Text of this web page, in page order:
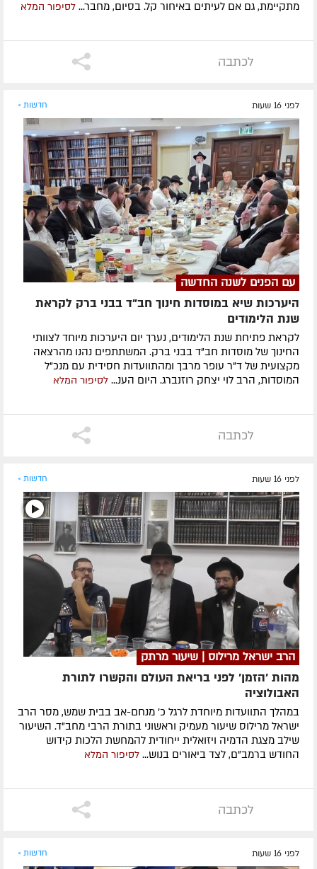
מתקיימת, גם אם לעיתים באיחור קל. בסיום, מחבר... לסיפור המלא
לכתבה
לפני 16 שעות חדשות »
עם הפנים לשנה החדשה
היערכות שיא במוסדות חינוך חב"ד בבני ברק לקראת
שנת הלימודים
לקראת פתיחת שנת הלימודים, נערך יום היערכות מיוחד לצוותי
החינוך של מוסדות חב"ד בבני ברק. המשתתפים נהנו מהרצאה
מקצועית של ד"ר עופר מרבך ומהתוועדות חסידית עם מנכ"ל
המוסדות, הרב לוי יצחק רוזנברג. היום הענ... לסיפור המלא
לכתבה
לפני 16 שעות חדשות »
הרב ישראל מרילוס | שיעור מרתק
מהות 'הזמן' לפני בריאת העולם והקשרו לתורת
האבולוציה
במהלך התוועדות מיוחדת לרגל כ' מנחם-אב בבית שמש, מסר הרב
ישראל מרילוס שיעור מעמיק וראשוני בתורת הרבי מחב"ד. השיעור
שילב מצגת הדמיה ויזואלית ייחודית להמחשת הלכות קידוש
החודש ברמב"ם, לצד ביאורים בנוש... לסיפור המלא
לכתבה
לפני 16 שעות חדשות »